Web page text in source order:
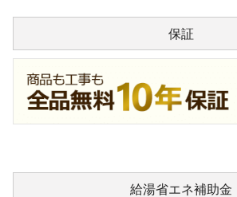
保証
給湯省エネ補助金